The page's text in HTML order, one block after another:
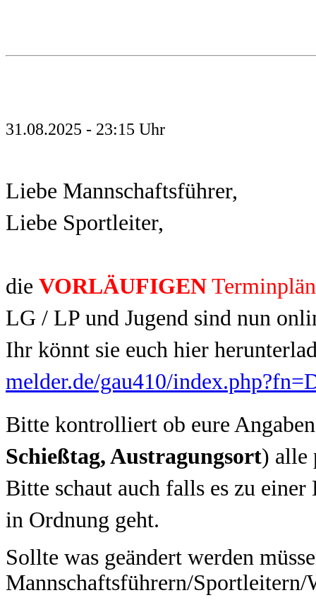
31.08.2025 - 23:15 Uhr
Liebe Mannschaftsführer,
Liebe Sportleiter,
die VORLÄUFIGEN
LG / LP und Jugend sind nun
Ihr könnt sie euch hier
melder.de/gau410/
Bitte kontrolliert ob eure
Schießtag, Austragungsort) alle
Bitte schaut auch falls es zu
in Ordnung geht.
Sollte was geändert werden
Mannschaftsführern/